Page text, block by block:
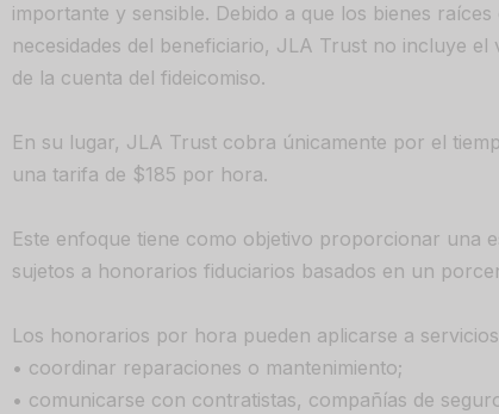
importante y sensible. Debido a que los bienes
necesidades del beneficiario, JLA Trust no incluye
de la cuenta del fideicomiso.
En su lugar, JLA Trust cobra únicamente por el
una tarifa de $185 por hora.
Este enfoque tiene como objetivo proporcionar una
sujetos a honorarios fiduciarios basados en un
Los honorarios por hora pueden aplicarse a
• coordinar reparaciones o mantenimiento;
• comunicarse con contratistas, compañías de